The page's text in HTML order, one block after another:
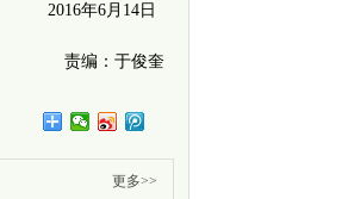
2016年6月14日
责编：于俊奎
更多>>